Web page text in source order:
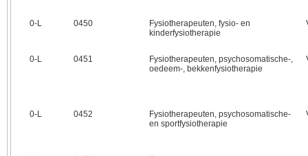
0‑L 0450
Fysiotherapeuten, fysio- en
kinderfysiotherapie
0‑L 0451
Fysiotherapeuten, psychosomatische-,
oedeem-, bekkenfysiotherapie
0‑L 0452
Fysiotherapeuten, psychosomatische-
en sportfysiotherapie